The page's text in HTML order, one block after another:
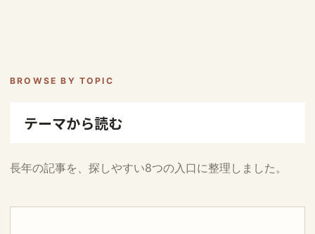
BROWSE BY TOPIC
テーマから読む
長年の記事を、探しやすい8つの入口に整理しました。